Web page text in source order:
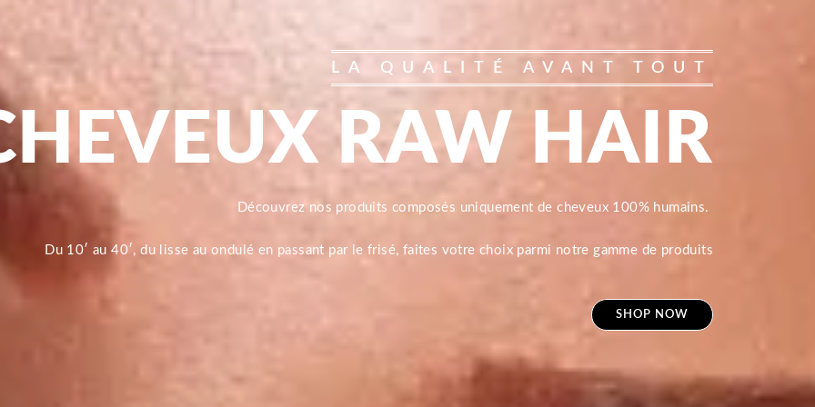
LA QUALITÉ AVANT TOUT
RAW HAIR
Découvrez nos produits composés uniquement de cheveux 100% humains.
Du 10′ au 40′, du lisse au ondulé en passant par le frisé, faites votre choix parmi notre gamme de produits
SHOP NOW